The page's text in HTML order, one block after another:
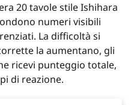
20 tavole stile Ishihara
numeri visibili
La difficoltà si
la aumentano, gli
ricevi punteggio totale,
di reazione.